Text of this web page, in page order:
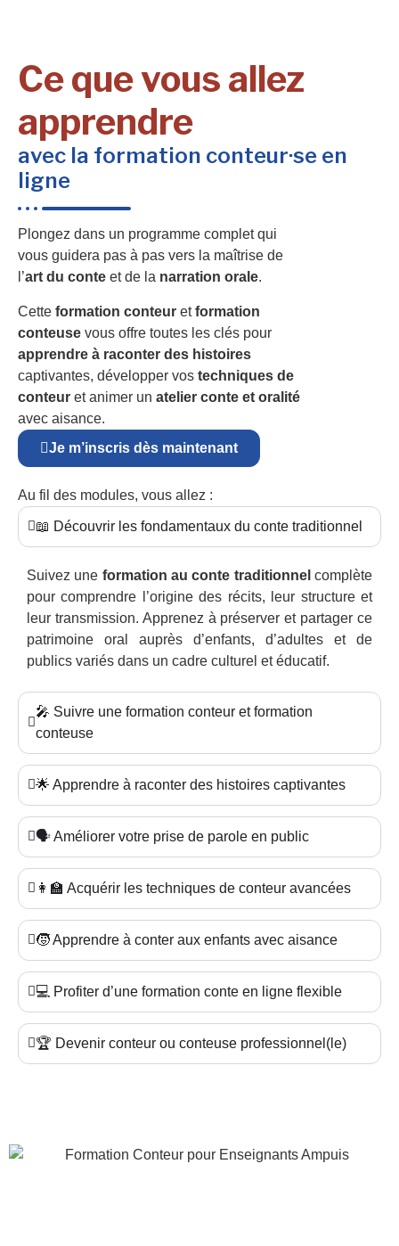
Ce que vous allez
apprendre
avec la formation conteur·se en
ligne
Plongez dans un programme complet qui
vous guidera pas à pas vers la maîtrise de
l’art du conte et de la narration orale.
Cette formation conteur etformation
conteuse vous offre toutes les clés pour
apprendre à raconter des histoires
captivantes, développer vos techniques de
conteur et animer un atelier conte et oralité
avec aisance.
Je m’inscris dès maintenant
Au fil des modules, vous allez :
📖 Découvrir les fondamentaux du conte traditionnel
Suivez une formation au conte traditionnel complète
pour comprendre l’origine des récits, leur structure et
leur transmission. Apprenez à préserver et partager ce
patrimoine oral auprès d’enfants, d’adultes et de
publics variés dans un cadre culturel et éducatif.
🎤 Suivre une formation conteur et formation
conteuse
🌟 Apprendre à raconter des histoires captivantes
🗣️ Améliorer votre prise de parole en public
👩‍🏫 Acquérir les techniques de conteur avancées
🧒 Apprendre à conter aux enfants avec aisance
💻 Profiter d’une formation conte en ligne flexible
🏆 Devenir conteur ou conteuse professionnel(le)